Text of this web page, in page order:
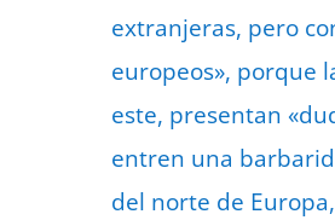
extranjeras, pero
europeos», porque
este, presentan
entren una
del norte de